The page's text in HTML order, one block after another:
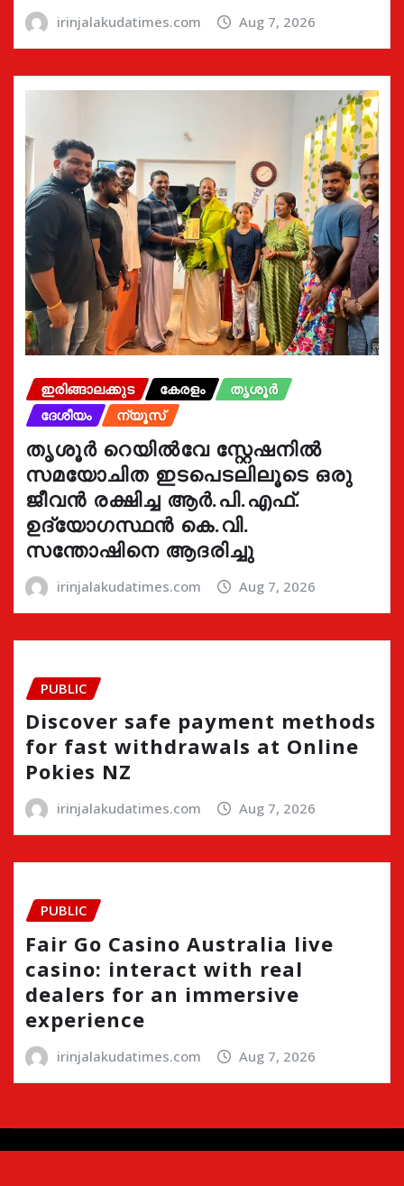
irinjalakudatimes.com Aug 7, 2026
ഇരിങ്ങാലക്കുട കേരളം
തൃശൂർ
ദേശീയം
ന്യൂസ്
തൃശൂർ റെയിൽവേ സ്റ്റേഷനിൽ
സമയോചിത ഇടപെടലിലൂടെ ഒരു
ജീവൻ രക്ഷിച്ച ആർ.പി.എഫ്.
ഉദ്യോഗസ്ഥൻ കെ.വി.
സന്തോഷിനെ ആദരിച്ചു
irinjalakudatimes.com Aug 7, 2026
PUBLIC
Discover safe payment methods
for fast withdrawals at Online
Pokies NZ
irinjalakudatimes.com Aug 7, 2026
PUBLIC
Fair Go Casino Australia live
casino: interact with real
dealers for an immersive
experience
irinjalakudatimes.com Aug 7, 2026